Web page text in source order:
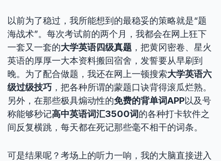
以前为了稳过，我所能想到的最稳妥的策略就是“题
海战术”。每次考试前的两个月，我都会在网上狂下
一套又一套的大学英语四级真题 ，把黄冈密卷、星火
英语的厚厚一大本资料搬回宿舍，发誓要从早刷到
晚。为了配合做题，我还在网上一顿搜索大学英语六
级过级技巧 ，把各种所谓的蒙题口诀背得滚瓜烂熟。
另外，在那些极具煽动性的免费的背单词APP以及号
称能够秒记高中英语词汇3500词的各种打卡软件之
间反复横跳，每天都在死记那些毫不相干的词条。
可是结果呢？考场上的听力一响，我的大脑直接进入